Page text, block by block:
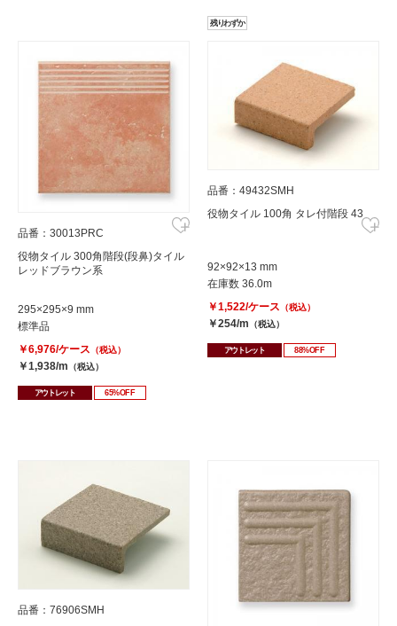
品番：30013PRC
役物タイル 300角階段(段鼻)タイル
レッドブラウン系
295×295×9 mm
標準品
￥6,976/ケース （税込）
￥1,938/m （税込）
アウトレット 65%OFF
残りわずか
品番：49432SMH
役物タイル 100角 タレ付階段 43
92×92×13 mm
在庫数 36.0m
￥1,522/ケース （税込）
￥254/m （税込）
アウトレット 88%OFF
品番：76906SMH